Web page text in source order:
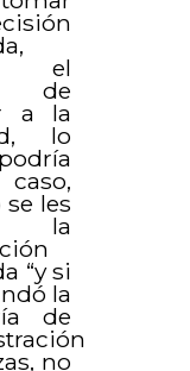
el
de
a la
lo
les
la
“y si
la
de
no